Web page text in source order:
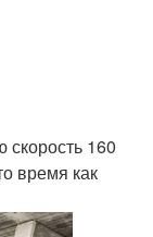
скорость 160
время как